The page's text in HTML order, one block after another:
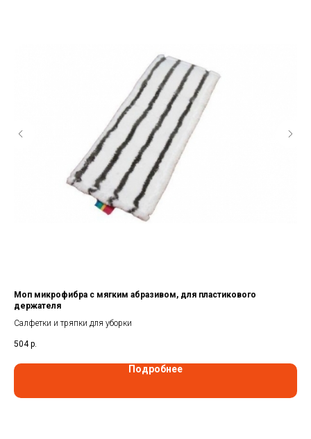
Моп микрофибра с мягким абразивом, для пластикового
держателя
Салфетки и тряпки для уборки
504 р.
Подробнее